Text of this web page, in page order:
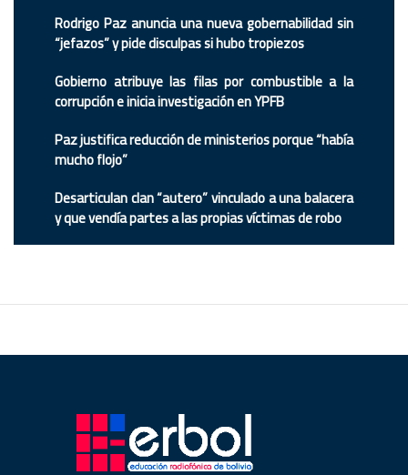
Rodrigo Paz anuncia una nueva gobernabilidad sin
“jefazos” y pide disculpas si hubo tropiezos
Gobierno atribuye las filas por combustible a la
corrupción e inicia investigación en YPFB
Paz justifica reducción de ministerios porque “había
mucho flojo”
Desarticulan clan “autero” vinculado a una balacera
y que vendía partes a las propias víctimas de robo